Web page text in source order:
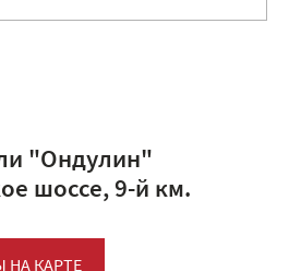
"Ондулин"
шоссе, 9-й км.
НА КАРТЕ